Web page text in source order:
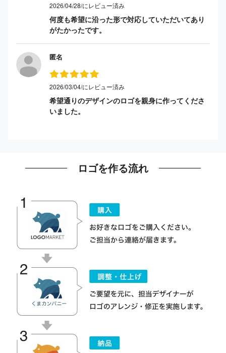
2026/04/28/にレビュー済み
何度も希望に沿った形で対応していただいてあり
がたかったです。
匿名
2026/03/04/にレビュー済み
希望通りのデザインのロゴを親身に作ってくださ
いました。
ロゴを作る流れ